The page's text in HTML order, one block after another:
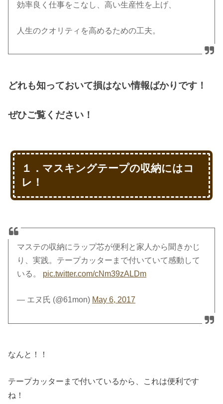
効率良く仕事をこなし、高い生産性を上げ、
人生のクオリティを高めるための工夫。
どれも知っておいて損はない情報ばかりです！
ぜひご覧ください！
１．マスキングテープの収納にはコ
レ！
マステの収納にラップ芯が便利と家人から聞きかじ
り、実践。テープカッターまで付いていて感動して
いる。 pic.twitter.com/cNm39zALDm
— エヌ氏 (@61mon) May 6, 2017
なんと！！
テープカッターまで付いているから、これは便利です
ね！